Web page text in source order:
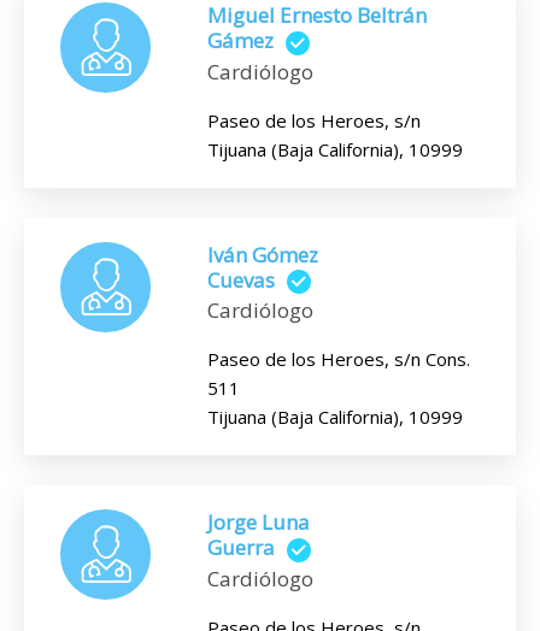
Miguel Ernesto Beltrán
Gámez
Cardiólogo
Paseo de los Heroes, s/n
Tijuana (Baja California), 10999
Iván Gómez
Cuevas
Cardiólogo
Paseo de los Heroes, s/n Cons.
511
Tijuana (Baja California), 10999
Jorge Luna
Guerra
Cardiólogo